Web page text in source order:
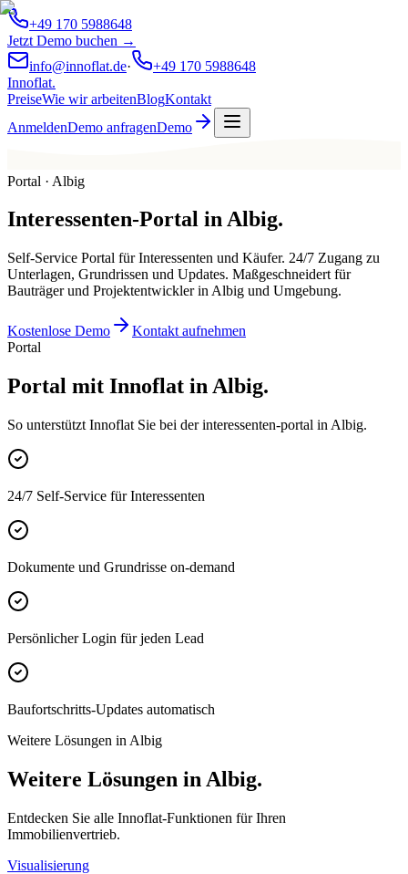
+49 170 5988648
Jetzt Demo buchen →
info@innoflat.de·
+49 170 5988648
Innoflat.
PreiseWie wir arbeitenBlogKontakt
AnmeldenDemo anfragenDemo
Portal · Albig
Interessenten-Portal inAlbig.
Self-Service Portal für Interessenten und Käufer. 24/7 Zugang zu
Unterlagen, Grundrissen und Updates. Maßgeschneidert für
Bauträger und Projektentwickler in Albig und Umgebung.
Kostenlose Demo
Kontakt aufnehmen
Portal
Portal mit Innoflat in Albig.
So unterstützt Innoflat Sie bei der interessenten-portal in Albig.
24/7 Self-Service für Interessenten
Dokumente und Grundrisse on-demand
Persönlicher Login für jeden Lead
Baufortschritts-Updates automatisch
Weitere Lösungen in Albig
Weitere Lösungen in Albig.
Entdecken Sie alle Innoflat-Funktionen für Ihren
Immobilienvertrieb.
Visualisierung